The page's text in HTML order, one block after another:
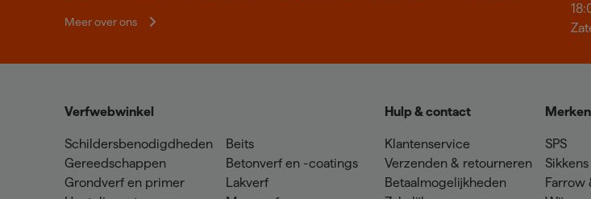
Meer over ons
Verfwebwinkel
Schildersbenodigdheden
Gereedschappen
Grondverf en primer
Beits
Betonverf en -coatings
Lakverf
Hulp & contact
Klantenservice
Verzenden & retourneren
Betaalmogelijkheden
Merken
SPS
Sikkens
Farrow